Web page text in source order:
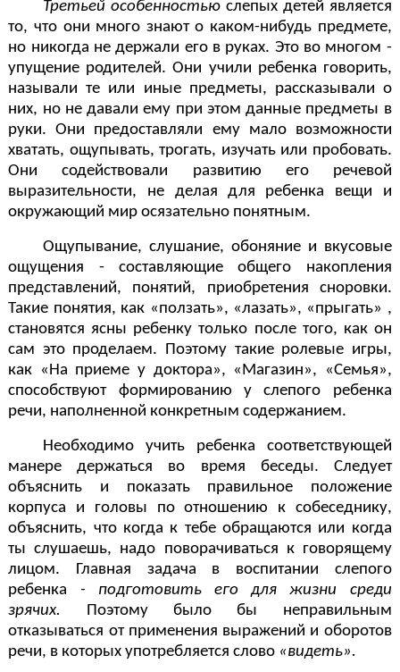
Третьей особенностьюслепых детей является
то, что они много знают о каком-нибудь предмете,
но никогда не держали его в руках. Это во многом -
упущение родителей. Они учили ребенка говорить,
называли те или иные предметы, рассказывали о
них, но не давали ему при этом данные предметы в
руки. Они предоставляли ему мало возможности
хватать, ощупывать, трогать, изучать или пробовать.
Они содействовали развитию его речевой
выразительности, не делая для ребенка вещи и
окружающий мир осязательно понятным.
Ощупывание, слушание, обоняние и вкусовые
ощущения - составляющие общего накопления
представлений, понятий, приобретения сноровки.
Такие понятия, как «ползать», «лазать», «прыгать» ,
становятся ясны ребенку только после того, как он
сам это проделаем. Поэтому такие ролевые игры,
как «На приеме у доктора», «Магазин», «Семья»,
способствуют формированию у слепого ребенка
речи, наполненной конкретным содержанием.
Необходимо учить ребенка соответствующей
манере держаться во время беседы. Следует
объяснить и показать правильное положение
корпуса и головы по отношению к собеседнику,
объяснить, что когда к тебе обращаются или когда
ты слушаешь, надо поворачиваться к говорящему
лицом. Главная задача в воспитании слепого
ребенка - подготовить его для жизни среди
зрячих.
Поэтому было бы неправильным
отказываться от применения выражений и оборотов
речи, в которых употребляется слово «видеть».